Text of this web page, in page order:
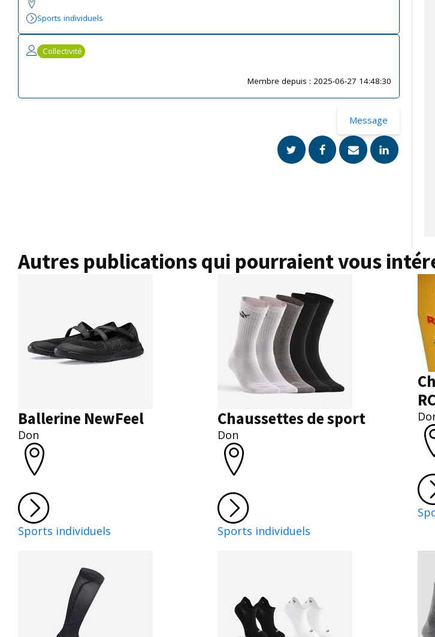
Sports individuels
Collectivité
Membre depuis : 2025-06-27 14:48:30
Message
Autres publications qui pourraient vous
Ballerine NewFeel
Don
Sports individuels
Chaussettes de sport
Don
Sports individuels